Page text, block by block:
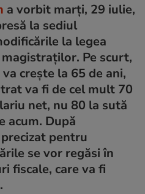
a vorbit marți, 29 iulie,
la sediul
la legea
Pe scurt,
crește la 65 de ani,
va fi de cel mult 70
net, nu 80 la sută
acum. După
pentru
se vor regăsi în
fiscale, care va fi